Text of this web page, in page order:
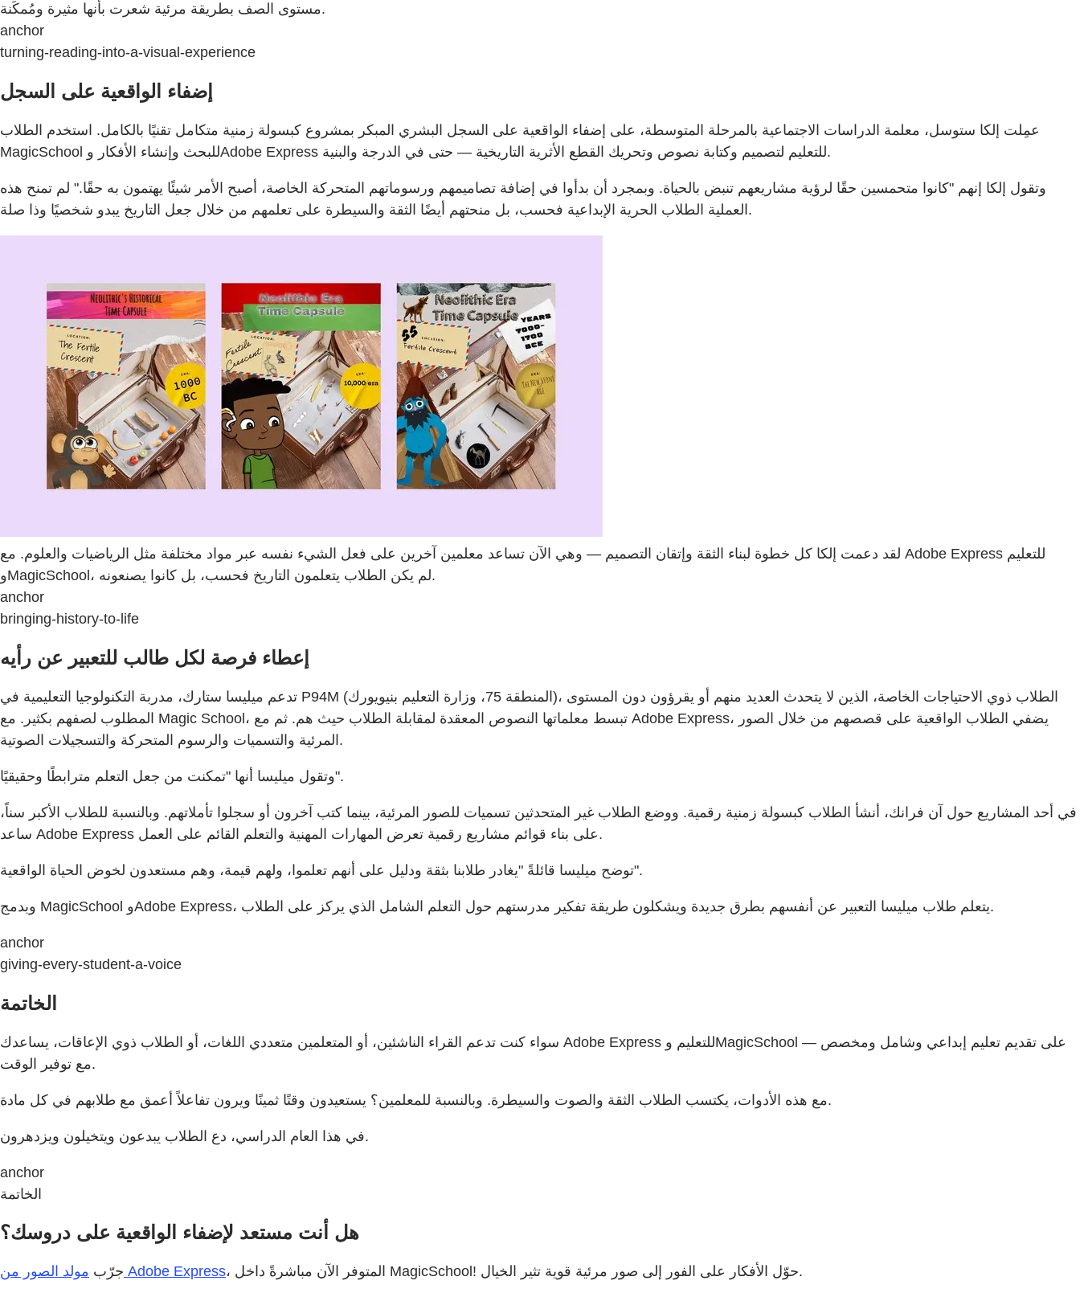
مستوى الصف بطريقة مرئية شعرت بأنها مثيرة ومُمكِّنة.
anchor
turning-reading-into-a-visual-experience
إضفاء الواقعية على السجل
عمِلت إلكا ستوسل، معلمة الدراسات الاجتماعية بالمرحلة المتوسطة، على إضفاء الواقعية على السجل البشري المبكر بمشروع كبسولة زمنية متكامل تقنيًا بالكامل. استخدم الطلاب
MagicSchool للبحث وإنشاء الأفكار وAdobe Express للتعليم لتصميم وكتابة نصوص وتحريك القطع الأثرية التاريخية — حتى في الدرجة والبنية.
وتقول إلكا إنهم "كانوا متحمسين حقًا لرؤية مشاريعهم تنبض بالحياة. وبمجرد أن بدأوا في إضافة تصاميمهم ورسوماتهم المتحركة الخاصة، أصبح الأمر شيئًا يهتمون به حقًا." لم تمنح هذه
العملية الطلاب الحرية الإبداعية فحسب، بل منحتهم أيضًا الثقة والسيطرة على تعلمهم من خلال جعل التاريخ يبدو شخصيًا وذا صلة.
لقد دعمت إلكا كل خطوة لبناء الثقة وإتقان التصميم — وهي الآن تساعد معلمين آخرين على فعل الشيء نفسه عبر مواد مختلفة مثل الرياضيات والعلوم. مع Adobe Express للتعليم
وMagicSchool، لم يكن الطلاب يتعلمون التاريخ فحسب، بل كانوا يصنعونه.
anchor
bringing-history-to-life
إعطاء فرصة لكل طالب للتعبير عن رأيه
تدعم ميليسا ستارك، مدربة التكنولوجيا التعليمية في P94M (المنطقة 75، وزارة التعليم بنيويورك)، الطلاب ذوي الاحتياجات الخاصة، الذين لا يتحدث العديد منهم أو يقرؤون دون المستوى
المطلوب لصفهم بكثير. مع Magic School، تبسط معلماتها النصوص المعقدة لمقابلة الطلاب حيث هم. ثم مع Adobe Express، يضفي الطلاب الواقعية على قصصهم من خلال الصور
المرئية والتسميات والرسوم المتحركة والتسجيلات الصوتية.
وتقول ميليسا أنها "تمكنت من جعل التعلم مترابطًا وحقيقيًا".
في أحد المشاريع حول آن فرانك، أنشأ الطلاب كبسولة زمنية رقمية. ووضع الطلاب غير المتحدثين تسميات للصور المرئية، بينما كتب آخرون أو سجلوا تأملاتهم. وبالنسبة للطلاب الأكبر سناً،
ساعد Adobe Express على بناء قوائم مشاريع رقمية تعرض المهارات المهنية والتعلم القائم على العمل.
توضح ميليسا قائلةً "يغادر طلابنا بثقة ودليل على أنهم تعلموا، ولهم قيمة، وهم مستعدون لخوض الحياة الواقعية".
وبدمج MagicSchool وAdobe Express، يتعلم طلاب ميليسا التعبير عن أنفسهم بطرق جديدة ويشكلون طريقة تفكير مدرستهم حول التعلم الشامل الذي يركز على الطلاب.
anchor
giving-every-student-a-voice
الخاتمة
سواء كنت تدعم القراء الناشئين، أو المتعلمين متعددي اللغات، أو الطلاب ذوي الإعاقات، يساعدك Adobe Express للتعليم وMagicSchool على تقديم تعليم إبداعي وشامل ومخصص —
مع توفير الوقت.
مع هذه الأدوات، يكتسب الطلاب الثقة والصوت والسيطرة. وبالنسبة للمعلمين؟ يستعيدون وقتًا ثمينًا ويرون تفاعلاً أعمق مع طلابهم في كل مادة.
في هذا العام الدراسي، دع الطلاب يبدعون ويتخيلون ويزدهرون.
anchor
الخاتمة
هل أنت مستعد لإضفاء الواقعية على دروسك؟
جرّب مولد الصور من Adobe Express ، المتوفر الآن مباشرةً داخل MagicSchool! حوّل الأفكار على الفور إلى صور مرئية قوية تثير الخيال.